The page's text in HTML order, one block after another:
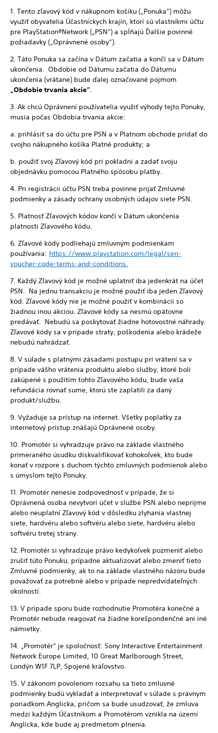
1. Tento zľavový kód v nákupnom košíku („Ponuka“) môžu
využiť obyvatelia Účastníckych krajín, ktorí sú vlastníkmi účtu
pre PlayStation®Network („PSN“) a spĺňajú Ďalšie povinné
požiadavky („Oprávnené osoby“).
2. Táto Ponuka sa začína v Dátum začatia a končí sa v Dátum
ukončenia. Obdobie od Dátumu začatia do Dátumu
ukončenia (vrátane) bude ďalej označované pojmom
„Obdobie trvania akcie“.
3. Ak chcú Oprávnení používatelia využiť výhody tejto Ponuky,
musia počas Obdobia trvania akcie:
a. prihlásiť sa do účtu pre PSN a v Platnom obchode pridať do
svojho nákupného košíka Platné produkty; a
b. použiť svoj Zľavový kód pri pokladni a zadať svoju
objednávku pomocou Platného spôsobu platby.
4. Pri registrácii účtu PSN treba povinne prijať Zmluvné
podmienky a zásady ochrany osobných údajov siete PSN.
5. Platnosť Zľavových kódov končí v Dátum ukončenia
platnosti Zľavového kódu.
6. Zľavové kódy podliehajú zmluvným podmienkam
používania: https://www.playstation.com/legal/sen-
voucher-code-terms-and-conditions.
7. Každý Zľavový kód je možné uplatniť iba jedenkrát na účet
PSN. Na jednu transakciu je možné použiť iba jeden Zľavový
kód. Zľavové kódy nie je možné použiť v kombinácii so
žiadnou inou akciou. Zľavové kódy sa nesmú opätovne
predávať. Nebudú sa poskytovať žiadne hotovostné náhrady.
Zľavové kódy sa v prípade straty, poškodenia alebo krádeže
nebudú nahrádzať.
8. V súlade s platnými zásadami postupu pri vrátení sa v
prípade vášho vrátenia produktu alebo služby, ktoré boli
zakúpené s použitím tohto Zľavového kódu, bude vaša
refundácia rovnať sume, ktorú ste zaplatili za daný
produkt/službu.
9. Vyžaduje sa prístup na internet. Všetky poplatky za
internetový prístup znášajú Oprávnené osoby.
10. Promotér si vyhradzuje právo na základe vlastného
primeraného úsudku diskvalifikovať kohokoľvek, kto bude
konať v rozpore s duchom týchto zmluvných podmienok alebo
s úmyslom tejto Ponuky.
11. Promotér nenesie zodpovednosť v prípade, že si
Oprávnená osoba nevytvorí účet v službe PSN alebo neprijme
alebo neuplatní Zľavový kód v dôsledku zlyhania vlastnej
siete, hardvéru alebo softvéru alebo siete, hardvéru alebo
softvéru tretej strany.
12. Promotér si vyhradzuje právo kedykoľvek pozmeniť alebo
zrušiť túto Ponuku, prípadne aktualizovať alebo zmeniť tieto
Zmluvné podmienky, ak to na základe vlastného názoru bude
považovať za potrebné alebo v prípade nepredvídateľných
okolností.
13. V prípade sporu bude rozhodnutie Promotéra konečné a
Promotér nebude reagovať na žiadne korešpondenčné ani iné
námietky.
14. „Promotér“ je spoločnosť: Sony Interactive Entertainment
Network Europe Limited, 10 Great Marlborough Street,
Londýn W1F 7LP, Spojené kráľovstvo.
15. V zákonom povolenom rozsahu sa tieto zmluvné
podmienky budú vykladať a interpretovať v súlade s právnym
poriadkom Anglicka, pričom sa bude usudzovať, že zmluva
medzi každým Účastníkom a Promotérom vznikla na území
Anglicka, kde bude aj predmetom plnenia.